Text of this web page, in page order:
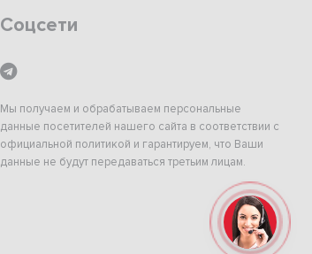
Соцсети
Мы получаем и обрабатываем персональные
данные посетителей нашего сайта в соответствии с
официальной политикой и гарантируем, что Ваши
данные не будут передаваться третьим лицам.